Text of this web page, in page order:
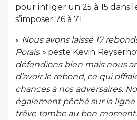
pour infliger un 25 à 15 dans
s’imposer 76 à 71.
« Nous avons laissé 17
Porais » peste Kevin
défendions bien mais nous
d’avoir le rebond, ce qui
chances à nos adversaires.
également pêché sur la ligne
trêve tombe au bon